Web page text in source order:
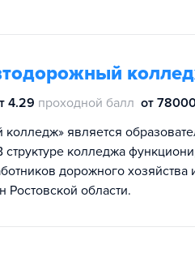
4.29 проходной балл от
колледж» является
структуре колледжа
дорожного
области.